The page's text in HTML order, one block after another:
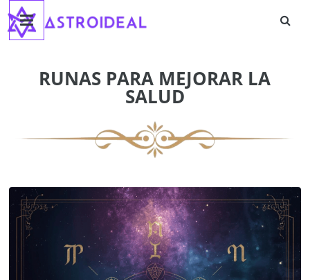
Saltar
contenido
Astroideal
RUNAS PARA MEJORAR LA
SALUD